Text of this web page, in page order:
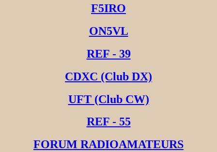
F5IRO
ON5VL
REF - 39
CDXC (Club DX)
UFT (Club CW)
REF - 55
FORUM RADIOAMATEURS